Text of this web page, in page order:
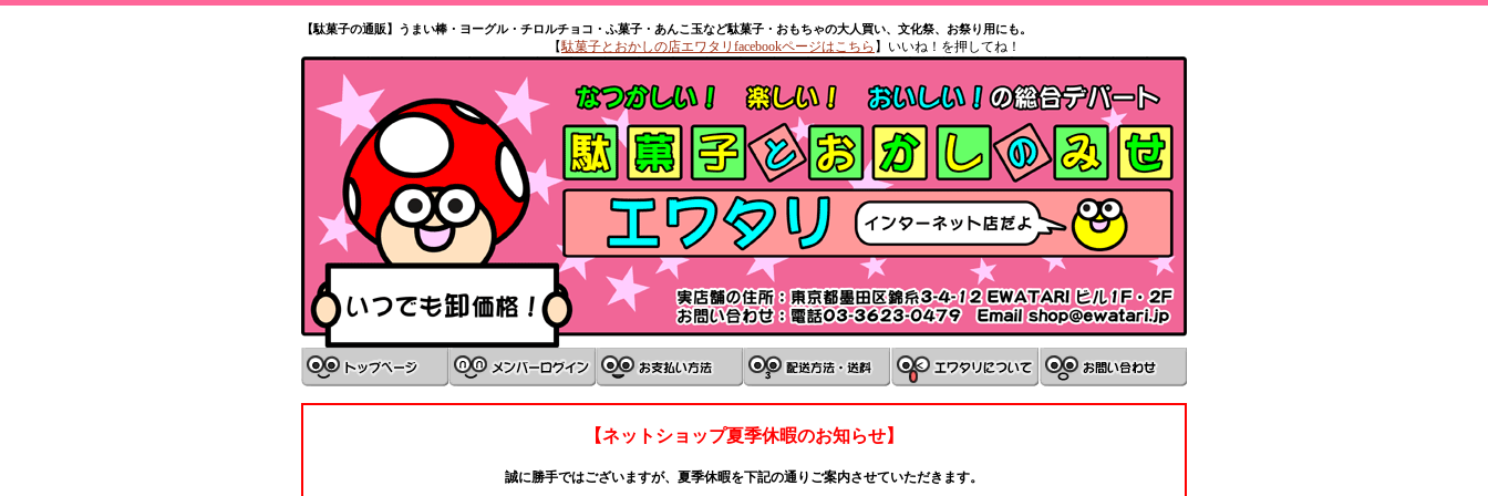
【駄菓子の通販】うまい棒・ヨーグル・チロルチョコ・ふ菓子・あんこ玉など駄菓子・おもちゃの大人買い、文化祭、お祭り用にも。
【駄菓子とおかしの店エワタリfacebookページはこちら 】いいね！を押してね！
【ネットショップ夏季休暇のお知らせ】
誠に勝手ではございますが、夏季休暇を下記の通りご案内させていただきます。